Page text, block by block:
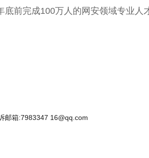
前完成100万人的网安领域专业人
邮箱:7983347 16@qq.com